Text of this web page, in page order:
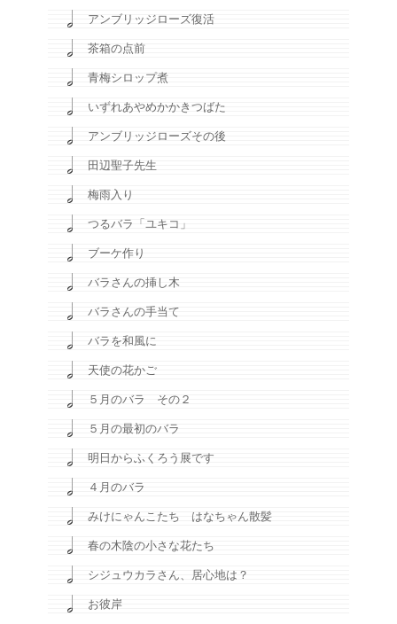
アンブリッジローズ復活
茶箱の点前
青梅シロップ煮
いずれあやめかかきつばた
アンブリッジローズその後
田辺聖子先生
梅雨入り
つるバラ「ユキコ」
ブーケ作り
バラさんの挿し木
バラさんの手当て
バラを和風に
天使の花かご
５月のバラ その２
５月の最初のバラ
明日からふくろう展です
４月のバラ
みけにゃんこたち はなちゃん散髪
春の木陰の小さな花たち
シジュウカラさん、居心地は？
お彼岸